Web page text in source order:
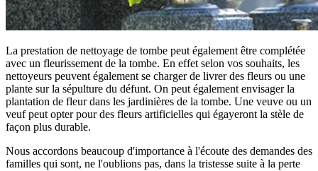
La prestation de nettoyage de tombe peut également être complétée
avec un fleurissement de la tombe. En effet selon vos souhaits, les
nettoyeurs peuvent également se charger de livrer des fleurs ou une
plante sur la sépulture du défunt. On peut également envisager la
plantation de fleur dans les jardinières de la tombe. Une veuve ou un
veuf peut opter pour des fleurs artificielles qui égayeront la stèle de
façon plus durable.
Nous accordons beaucoup d'importance à l'écoute des demandes des
familles qui sont, ne l'oublions pas, dans la tristesse suite à la perte